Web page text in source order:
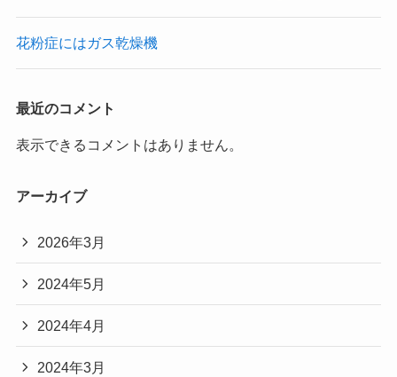
花粉症にはガス乾燥機
最近のコメント
表示できるコメントはありません。
アーカイブ
2026年3月
2024年5月
2024年4月
2024年3月